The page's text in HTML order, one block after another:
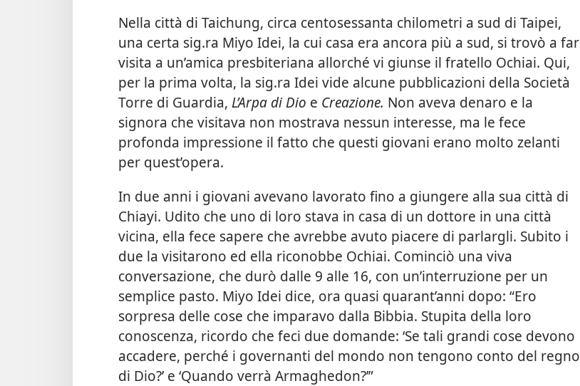
Nella città di Taichung, circa centosessanta chilometri a sud di Taipei,
una certa sig.ra Miyo Idei, la cui casa era ancora più a sud, si trovò a far
visita a un’amica presbiteriana allorché vi giunse il fratello Ochiai. Qui,
per la prima volta, la sig.ra Idei vide alcune pubblicazioni della Società
Torre di Guardia, L’Arpa di Dio e Creazione. Non aveva denaro e la
signora che visitava non mostrava nessun interesse, ma le fece
profonda impressione il fatto che questi giovani erano molto zelanti
per quest’opera.
In due anni i giovani avevano lavorato fino a giungere alla sua città di
Chiayi. Udito che uno di loro stava in casa di un dottore in una città
vicina, ella fece sapere che avrebbe avuto piacere di parlargli. Subito i
due la visitarono ed ella riconobbe Ochiai. Cominciò una viva
conversazione, che durò dalle 9 alle 16, con un’interruzione per un
semplice pasto. Miyo Idei dice, ora quasi quarant’anni dopo: “Ero
sorpresa delle cose che imparavo dalla Bibbia. Stupita della loro
conoscenza, ricordo che feci due domande: ‘Se tali grandi cose devono
accadere, perché i governanti del mondo non tengono conto del regno
di Dio?’ e ‘Quando verrà Armaghedon?’”